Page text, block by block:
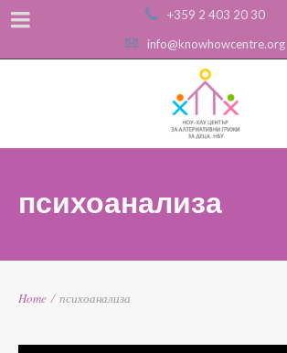
+359 2 403 20 30
info@knowhowcentre.org
психоанализа
Home / психоанализа